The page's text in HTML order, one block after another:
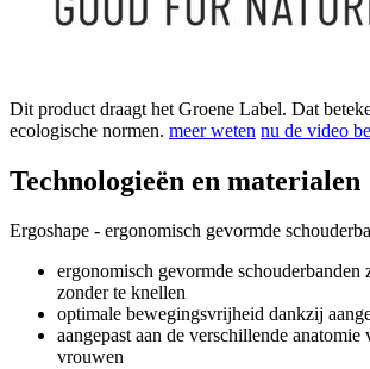
Dit product draagt het Groene Label. Dat
ecologische normen. meer weten nu de video
Technologieën en materialen
Ergoshape - ergonomisch gevormde
ergonomisch gevormde schouderbanden
zonder te knellen
optimale bewegingsvrijheid dankzij
aangepast aan de verschillende anatomie
vrouwen